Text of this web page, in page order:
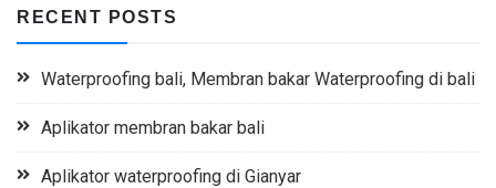
RECENT POSTS
Waterproofing bali, Membran bakar Waterproofing di bali
Aplikator membran bakar bali
Aplikator waterproofing di Gianyar